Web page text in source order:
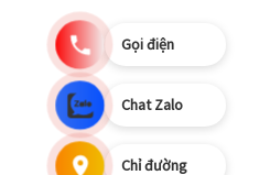
Gọi điện
Chat Zalo
Chỉ đường